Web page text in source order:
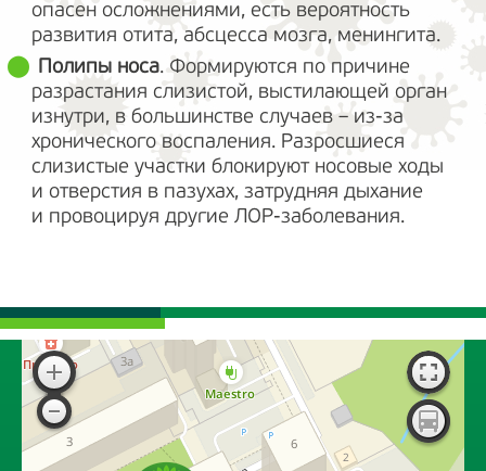
опасен осложнениями, есть вероятность
развития отита, абсцесса мозга, менингита.
Полипы носа. Формируются по причине
разрастания слизистой, выстилающей орган
изнутри, в большинстве случаев – из-за
хронического воспаления. Разросшиеся
слизистые участки блокируют носовые ходы
и отверстия в пазухах, затрудняя дыхание
и провоцируя другие ЛОР-заболевания.